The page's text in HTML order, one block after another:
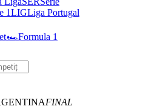
1LIGLiga Portugal
🏎Formula 1
FINAL